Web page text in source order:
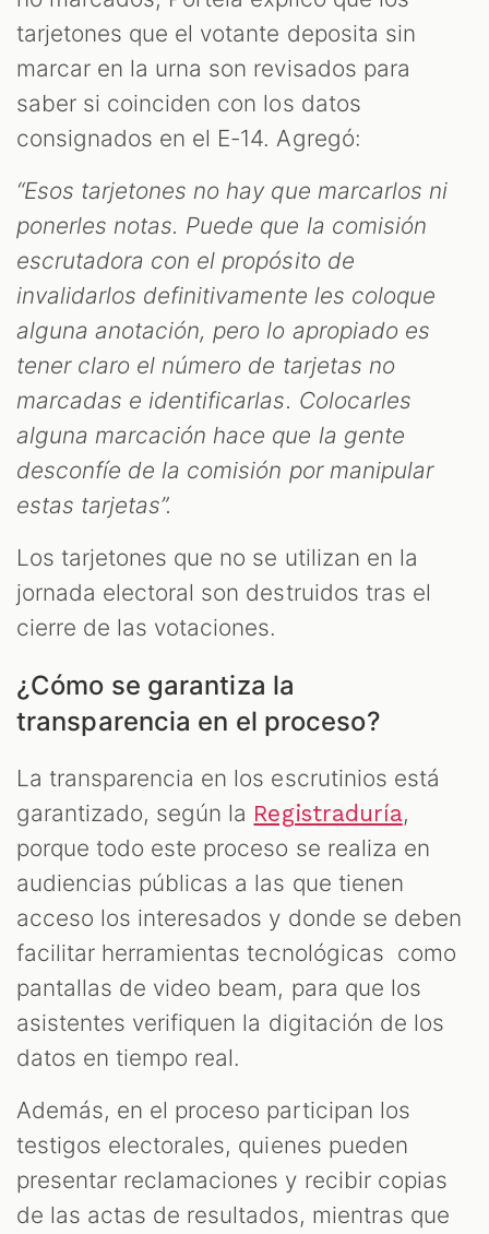
tarjetones que el votante deposita sin
marcar en la urna son revisados para
saber si coinciden con los datos
consignados en el E-14. Agregó:
“Esos tarjetones no hay que marcarlos ni
ponerles notas. Puede que la comisión
escrutadora con el propósito de
invalidarlos definitivamente les coloque
alguna anotación, pero lo apropiado es
tener claro el número de tarjetas no
marcadas e identificarlas. Colocarles
alguna marcación hace que la gente
desconfíe de la comisión por manipular
estas tarjetas”.
Los tarjetones que no se utilizan en la
jornada electoral son destruidos tras el
cierre de las votaciones.
¿Cómo se garantiza la
transparencia en el proceso?
La transparencia en los escrutinios está
garantizado, según la Registraduría,
porque todo este proceso se realiza en
audiencias públicas a las que tienen
acceso los interesados y donde se deben
facilitar herramientas tecnológicas como
pantallas de video beam, para que los
asistentes verifiquen la digitación de los
datos en tiempo real.
Además, en el proceso participan los
testigos electorales, quienes pueden
presentar reclamaciones y recibir copias
de las actas de resultados, mientras que